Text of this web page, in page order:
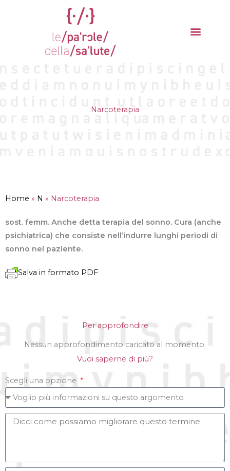
Narcoterapia
Home » N » Narcoterapia
sost. femm. Anche detta terapia del sonno. Cura (anche
psichiatrica) che consiste nell’indurre lunghi periodi di
sonno nel paziente.
Salva in formato PDF
Per approfondire
Nessun approfondimento caricato al momento.
Vuoi saperne di più?
Scegli una opzione